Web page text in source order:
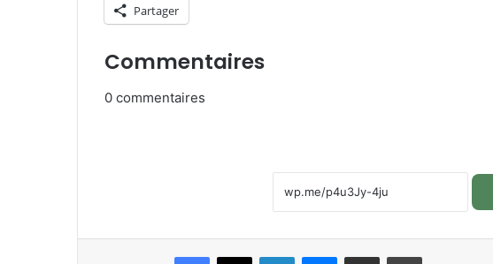
Partager
Commentaires
0 commentaires
Facebook
X LinkedinMessenger
Partager par email Imprimer